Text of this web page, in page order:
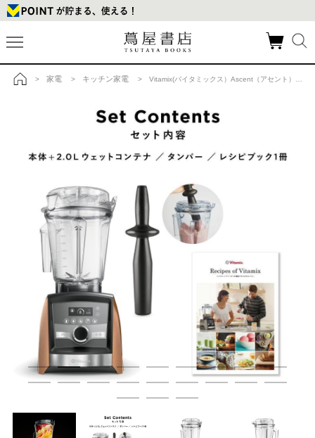
> 家電 > キッチン家電 > Vitamix(バイタミックス）Ascent（アセント）A3500i Gold ラベル ホワイトの商品詳細